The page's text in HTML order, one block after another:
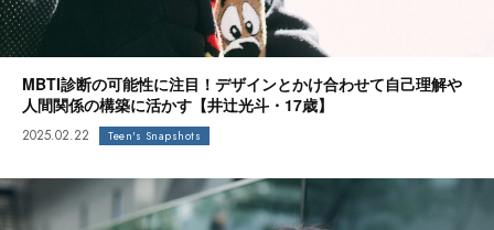
MBTI診断の可能性に注目！デザインとかけ合わせて自己理解や
人間関係の構築に活かす【井辻光斗・17歳】
2025.02.22 Teen's Snapshots